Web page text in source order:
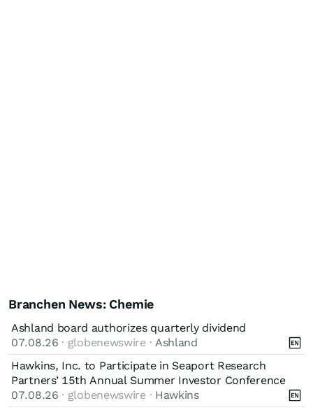
Branchen News: Chemie
Ashland board authorizes quarterly dividend
07.08.26 · globenewswire · Ashland
Hawkins, Inc. to Participate in Seaport Research
Partners’ 15th Annual Summer Investor Conference
07.08.26 · globenewswire · Hawkins